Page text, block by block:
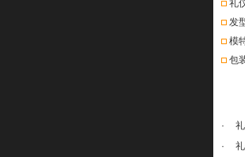
礼
发
模
包
·
·